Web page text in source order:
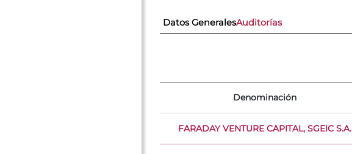
Datos GeneralesAuditorías
Denominación
FARADAY VENTURE CAPITAL, SGEIC S.A.